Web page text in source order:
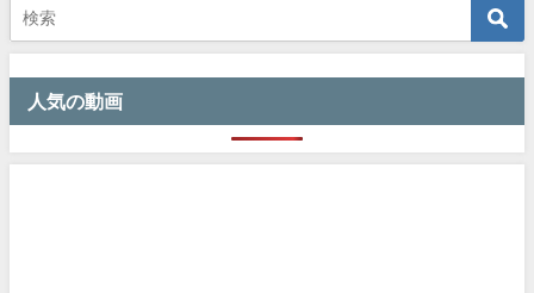
人気の動画